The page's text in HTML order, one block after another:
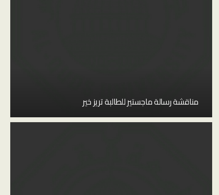
مناقشة رسالة ماجستير للطالبة تريز خير